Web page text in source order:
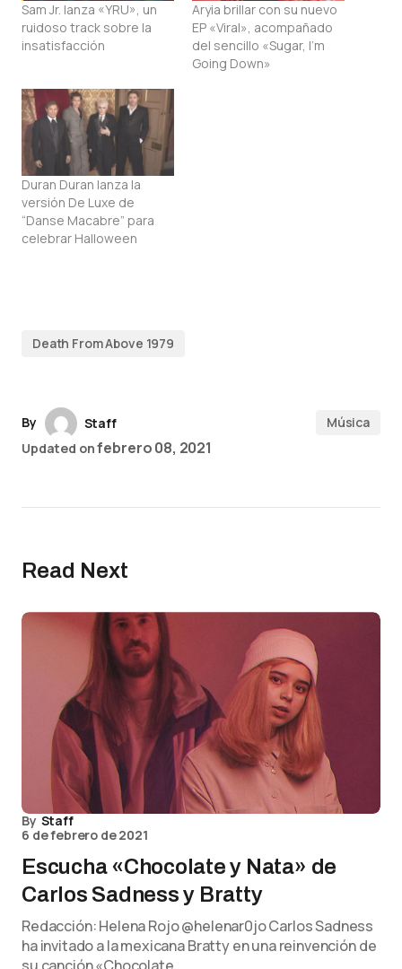
Sam Jr. lanza «YRU», un
ruidoso track sobre la
insatisfacción
Aryia brillar con su nuevo
EP «Viral», acompañado
del sencillo «Sugar, I’m
Going Down»
Duran Duran lanza la
versión De Luxe de
“Danse Macabre” para
celebrar Halloween
Death From Above 1979
By
Staff
Updated onfebrero 08, 2021
Música
Read Next
By Staff
6 de febrero de 2021
Escucha «Chocolate y Nata» de
Carlos Sadness y Bratty
Redacción: Helena Rojo @helenar0jo Carlos Sadness
ha invitado a la mexicana Bratty en una reinvención de